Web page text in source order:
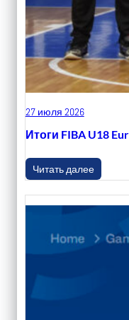
27 июля 2026
Итоги FIBA U18
Читать далее